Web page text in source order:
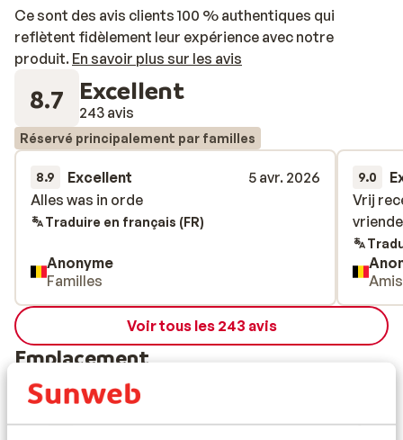
Ce sont des avis clients 100 % authentiques qui
reflètent fidèlement leur expérience avec notre
produit. En savoir plus sur les avis
8.7 Excellent
243 avis
Réservé principalement par familles
8.9 Excellent
5 avr. 2026
Alles was in orde
Alles was in orde
Traduire en français (FR)
Anonyme
Familles
9.0
Vrij
Vrij
Amis
Voir tous les 243 avis
Emplacement